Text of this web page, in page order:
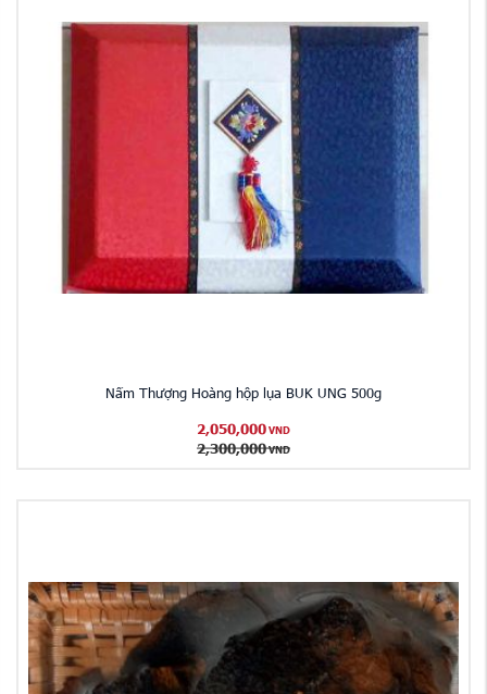
Nấm Thượng Hoàng hộp lụa BUK UNG 500g
2,050,000 VND
2,300,000 VND